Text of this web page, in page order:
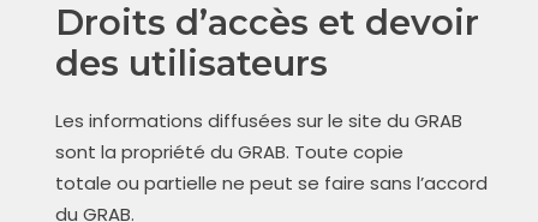
Droits d’accès et devoir
des utilisateurs
Les informations diffusées sur le site du GRAB
sont la propriété du GRAB. Toute copie
totale ou partielle ne peut se faire sans l’accord
du GRAB.